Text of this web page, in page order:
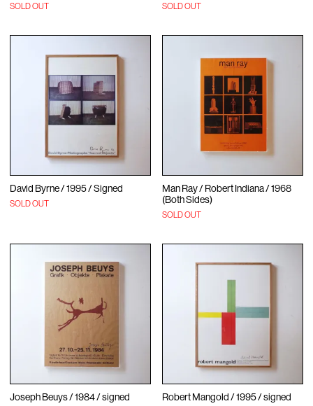
SOLD OUT SOLD OUT
David Byrne / 1995 / Signed
SOLD OUT
Man Ray / Robert Indiana / 1968
(Both Sides)
SOLD OUT
Joseph Beuys / 1984 / signed Robert Mangold / 1995 / signed